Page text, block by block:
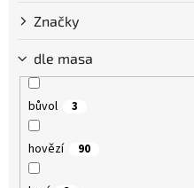
Značky
dle masa
bůvol 3
hovězí 90